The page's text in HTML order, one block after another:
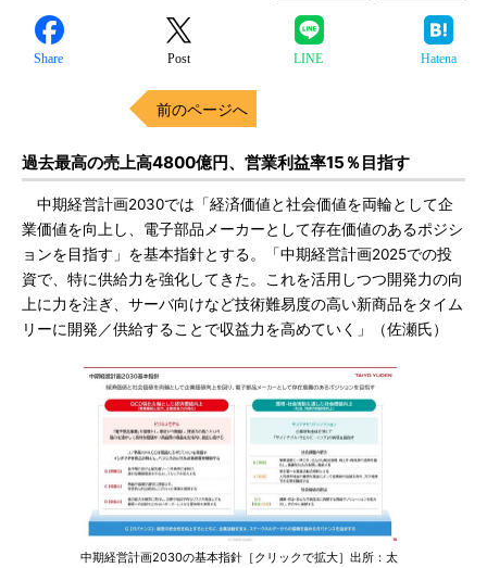
Share Post LINE Hatena
前のページへ
過去最高の売上高4800億円、営業利益率15％目指す
中期経営計画2030では「経済価値と社会価値を両輪として企
業価値を向上し、電子部品メーカーとして存在価値のあるポジシ
ョンを目指す」を基本指針とする。「中期経営計画2025での投
資で、特に供給力を強化してきた。これを活用しつつ開発力の向
上に力を注ぎ、サーバ向けなど技術難易度の高い新商品をタイム
リーに開発／供給することで収益力を高めていく」（佐瀬氏）
中期経営計画2030の基本指針［クリックで拡大］出所：太